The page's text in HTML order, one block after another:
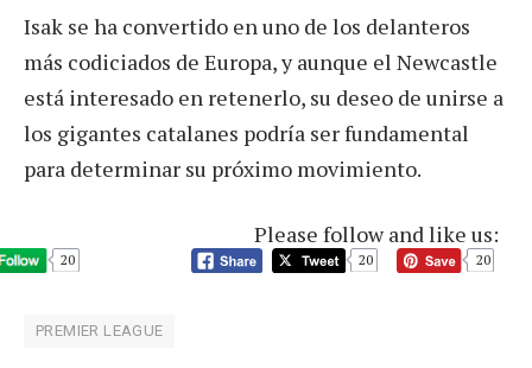
Isak se ha convertido en uno de los delanteros
más codiciados de Europa, y aunque el Newcastle
está interesado en retenerlo, su deseo de unirse a
los gigantes catalanes podría ser fundamental
para determinar su próximo movimiento.
Please follow and like us:
20 20 20
PREMIER LEAGUE